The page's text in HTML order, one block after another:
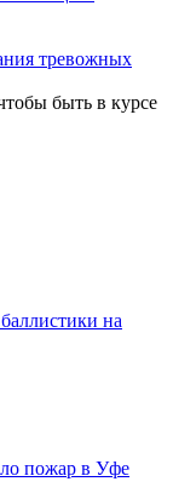
тревожных
быть в курсе
на
пожар в Уфе